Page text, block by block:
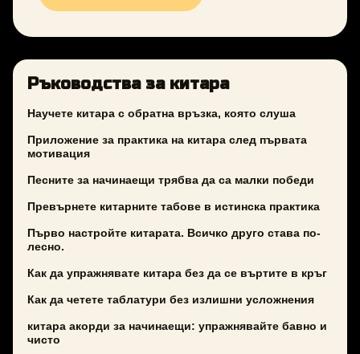
Ръководства за китара
Научете китара с обратна връзка, която слуша
Приложение за практика на китара след първата
мотивация
Песните за начинаещи трябва да са малки победи
Превърнете китарните табове в истинска практика
Първо настройте китарата. Всичко друго става по-
лесно.
Как да упражнявате китара без да се въртите в кръг
Как да четете таблатури без излишни усложнения
китара акорди за начинаещи: упражнявайте бавно и
чисто